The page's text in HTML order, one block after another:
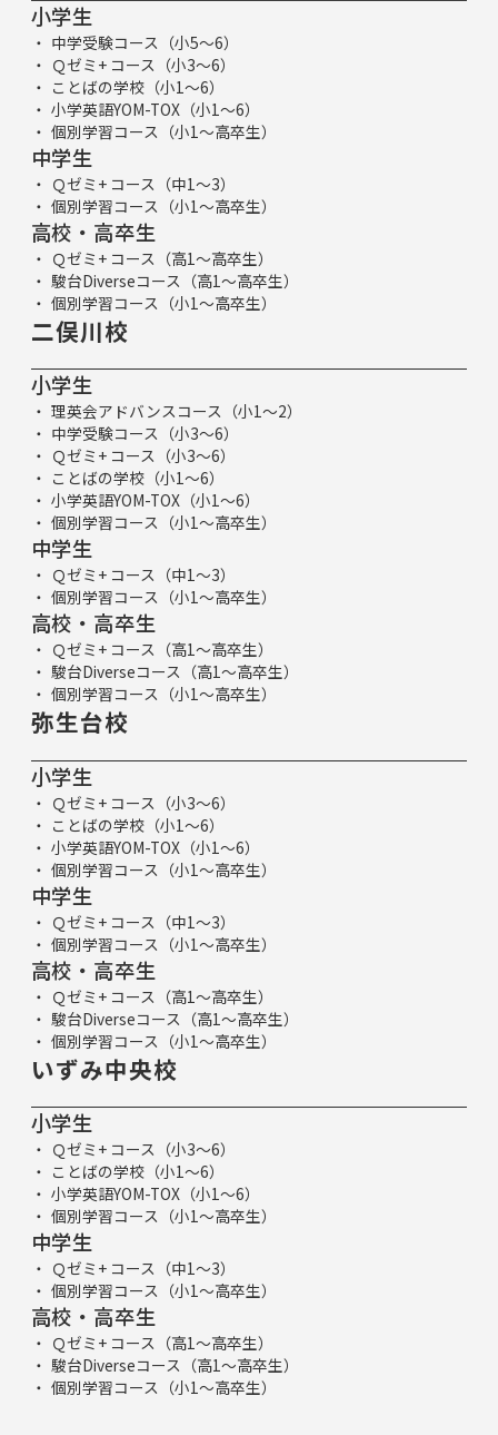
小学生
中学受験コース（小5～6）
Ｑゼミ+ コース（小3～6）
ことばの学校（小1～6）
小学英語YOM-TOX（小1～6）
個別学習コース（小1～高卒生）
中学生
Ｑゼミ+ コース（中1～3）
個別学習コース（小1～高卒生）
高校・高卒生
Ｑゼミ+ コース（高1～高卒生）
駿台Diverseコース（高1～高卒生）
個別学習コース（小1～高卒生）
二俣川校
小学生
理英会アドバンスコース（小1～2）
中学受験コース（小3～6）
Ｑゼミ+ コース（小3～6）
ことばの学校（小1～6）
小学英語YOM-TOX（小1～6）
個別学習コース（小1～高卒生）
中学生
Ｑゼミ+ コース（中1～3）
個別学習コース（小1～高卒生）
高校・高卒生
Ｑゼミ+ コース（高1～高卒生）
駿台Diverseコース（高1～高卒生）
個別学習コース（小1～高卒生）
弥生台校
小学生
Ｑゼミ+ コース（小3～6）
ことばの学校（小1～6）
小学英語YOM-TOX（小1～6）
個別学習コース（小1～高卒生）
中学生
Ｑゼミ+ コース（中1～3）
個別学習コース（小1～高卒生）
高校・高卒生
Ｑゼミ+ コース（高1～高卒生）
駿台Diverseコース（高1～高卒生）
個別学習コース（小1～高卒生）
いずみ中央校
小学生
Ｑゼミ+ コース（小3～6）
ことばの学校（小1～6）
小学英語YOM-TOX（小1～6）
個別学習コース（小1～高卒生）
中学生
Ｑゼミ+ コース（中1～3）
個別学習コース（小1～高卒生）
高校・高卒生
Ｑゼミ+ コース（高1～高卒生）
駿台Diverseコース（高1～高卒生）
個別学習コース（小1～高卒生）